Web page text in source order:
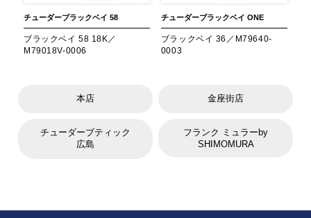
チューダーブラックベイ 58
ブラックベイ 58 18K／
M79018V-0006
チューダーブラックベイ ONE
ブラックベイ 36／M79640-
0003
本店 金座街店
チューダーブティック
広島
フランク ミュラーby
SHIMOMURA